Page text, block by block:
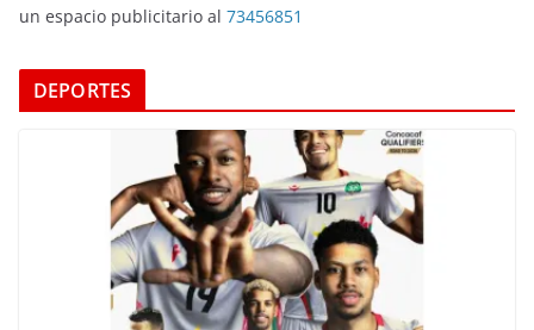
un espacio publicitario al 73456851
DEPORTES